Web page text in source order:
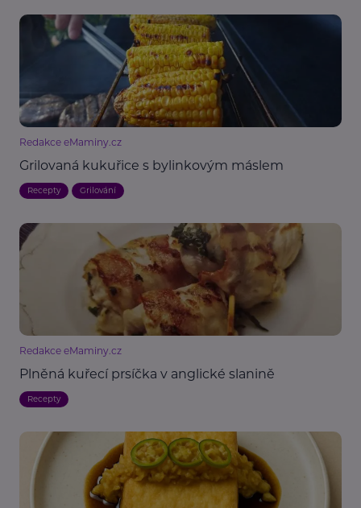
Redakce eMaminy.cz
Grilovaná kukuřice s bylinkovým máslem
Recepty Grilování
Redakce eMaminy.cz
Plněná kuřecí prsíčka v anglické slanině
Recepty